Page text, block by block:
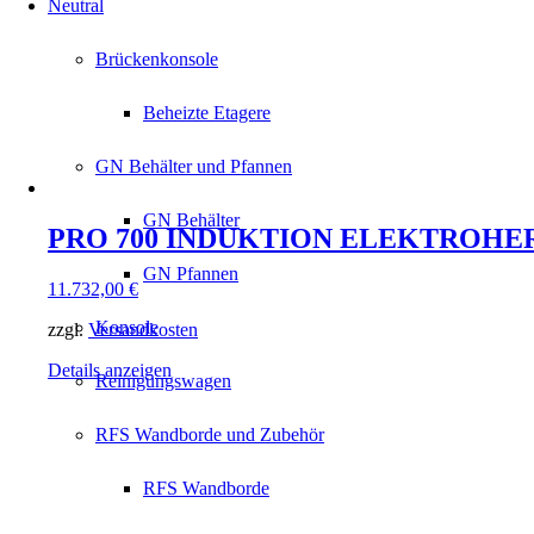
Neutral
Brückenkonsole
Beheizte Etagere
GN Behälter und Pfannen
GN Behälter
GN Pfannen
Konsole
Reinigungswagen
RFS Wandborde und Zubehör
RFS Wandborde
PRO 700 INDUKTION
11.732,00 €
zzgl. Versandkosten
Details anzeigen